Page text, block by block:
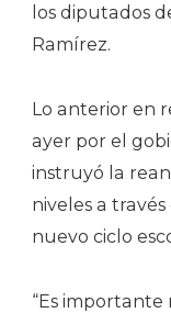
los diputados
Ramírez.
Lo anterior en
ayer por el
instruyó la
niveles a
nuevo ciclo
“Es